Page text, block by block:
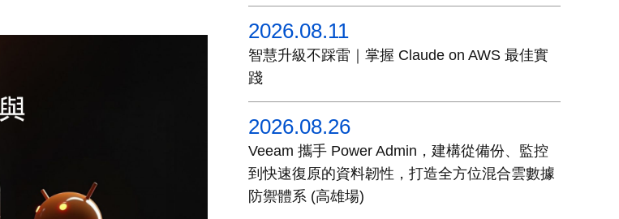
2026.08.11
智慧升級不踩雷｜掌握 Claude on AWS 最佳實
踐
2026.08.26
Veeam 攜手 Power Admin，建構從備份、監控
到快速復原的資料韌性，打造全方位混合雲數據
防禦體系 (高雄場)